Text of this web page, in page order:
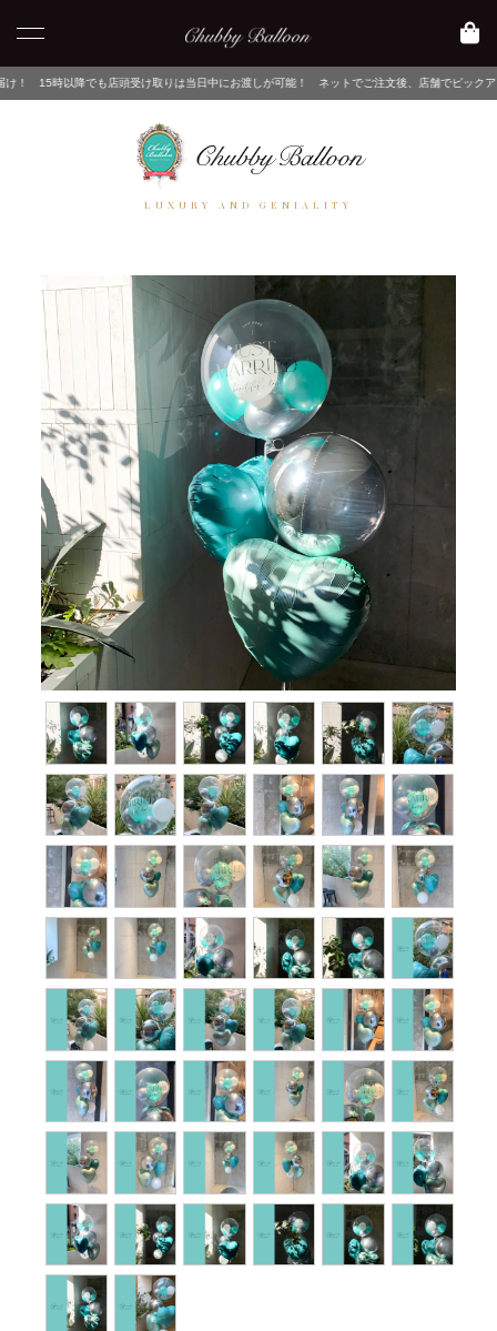
頭受け取りは当日中にお渡しが可能！ ネットでご注文後、店舗でピックアップするだけ！
LUXURY AND GENIALITY